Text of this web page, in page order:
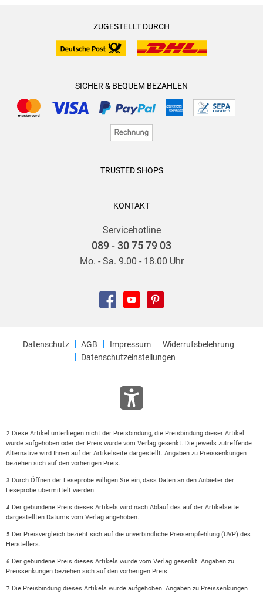
ZUGESTELLT DURCH
SICHER & BEQUEM BEZAHLEN
TRUSTED SHOPS
KONTAKT
Servicehotline
089 - 30 75 79 03
Mo. - Sa. 9.00 - 18.00 Uhr
Datenschutz AGB Impressum
Widerrufsbelehrung
Datenschutzeinstellungen
2
Diese Artikel unterliegen nicht der Preisbindung, die Preisbindung dieser Artikel
wurde aufgehoben oder der Preis wurde vom Verlag gesenkt. Die jeweils zutreffende
Alternative wird Ihnen auf der Artikelseite dargestellt. Angaben zu Preissenkungen
beziehen sich auf den vorherigen Preis.
3
Durch Öffnen der Leseprobe willigen Sie ein, dass Daten an den Anbieter der
Leseprobe übermittelt werden.
4
Der gebundene Preis dieses Artikels wird nach Ablauf des auf der Artikelseite
dargestellten Datums vom Verlag angehoben.
5
Der Preisvergleich bezieht sich auf die unverbindliche Preisempfehlung (UVP) des
Herstellers.
6
Der gebundene Preis dieses Artikels wurde vom Verlag gesenkt. Angaben zu
Preissenkungen beziehen sich auf den vorherigen Preis.
7 Die Preisbindung dieses Artikels wurde aufgehoben. Angaben zu Preissenkungen